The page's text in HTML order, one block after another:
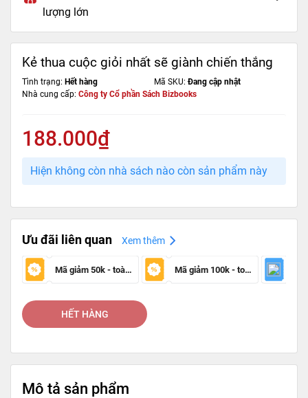
lượng lớn
Kẻ thua cuộc giỏi nhất sẽ giành chiến thắng
Tình trạng: Hết hàng Mã SKU:Đang cập nhật
Nhà cung cấp: Công ty Cổ phần Sách Bizbooks
188.000₫
Hiện không còn nhà sách nào còn sản phẩm này
Ưu đãi liên quan Xem thêm
Mã giảm 50k - toàn sàn Mã giảm 100k - toàn sàn
HẾT HÀNG
Mô tả sản phẩm